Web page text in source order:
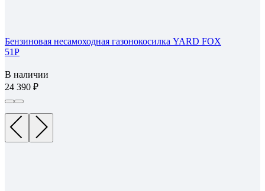
Бензиновая несамоходная газонокосилка YARD FOX
51P
В наличии
24 390